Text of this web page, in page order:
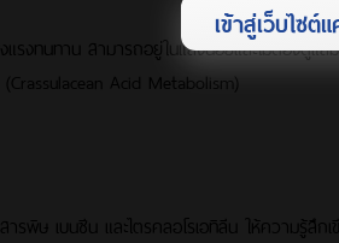
รงทนทาน สามารถอยู่ในแสงน้อยและไม่ต้องดู
Acid Metabolism)
พิษ เบนซีน และไตรคลอโรเอทิลีน ให้ความรู้สึ
เข้าสู่เว็บไซต์